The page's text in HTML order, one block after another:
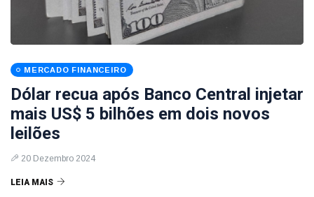
MERCADO FINANCEIRO
Dólar recua após Banco Central injetar
mais US$ 5 bilhões em dois novos
leilões
20 Dezembro 2024
LEIA MAIS